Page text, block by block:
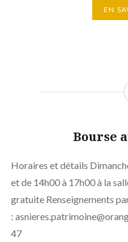
EN
Bourse
Horaires et détails
et de 14h00 à 17h00 à la
gratuite Renseignements
:
47